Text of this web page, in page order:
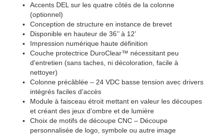
Accents DEL sur les quatre côtés de la colonne
(optionnel)
Conception de structure en instance de brevet
Disponible en hauteur de 36’’ à 12’
Impression numérique haute définition
Couche protectrice DuroClear™ nécessitant peu
d'entretien (sans taches, ni décoloration, facile à
nettoyer)
Colonne précâblée – 24 VDC basse tension avec drivers
intégrés faciles d'accès
Module à faisceau étroit mettant en valeur les découpes
et créant des jeux d’ombre et de lumière
Choix de motifs de découpe CNC – Découpe
personnalisée de logo, symbole ou autre image